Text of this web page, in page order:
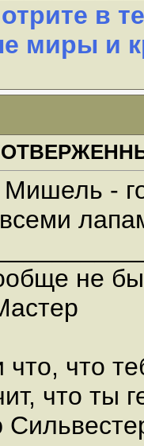
в
миры и
-
не
что, что
что ты